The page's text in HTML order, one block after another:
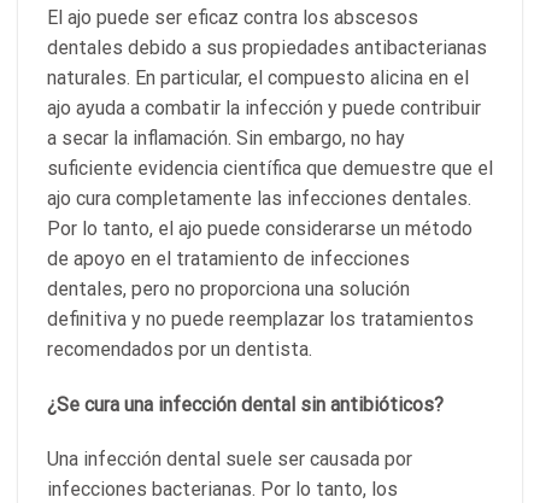
El ajo puede ser eficaz contra los abscesos
dentales debido a sus propiedades antibacterianas
naturales. En particular, el compuesto alicina en el
ajo ayuda a combatir la infección y puede contribuir
a secar la inflamación. Sin embargo, no hay
suficiente evidencia científica que demuestre que el
ajo cura completamente las infecciones dentales.
Por lo tanto, el ajo puede considerarse un método
de apoyo en el tratamiento de infecciones
dentales, pero no proporciona una solución
definitiva y no puede reemplazar los tratamientos
recomendados por un dentista.
¿Se cura una infección dental sin antibióticos?
Una infección dental suele ser causada por
infecciones bacterianas. Por lo tanto, los